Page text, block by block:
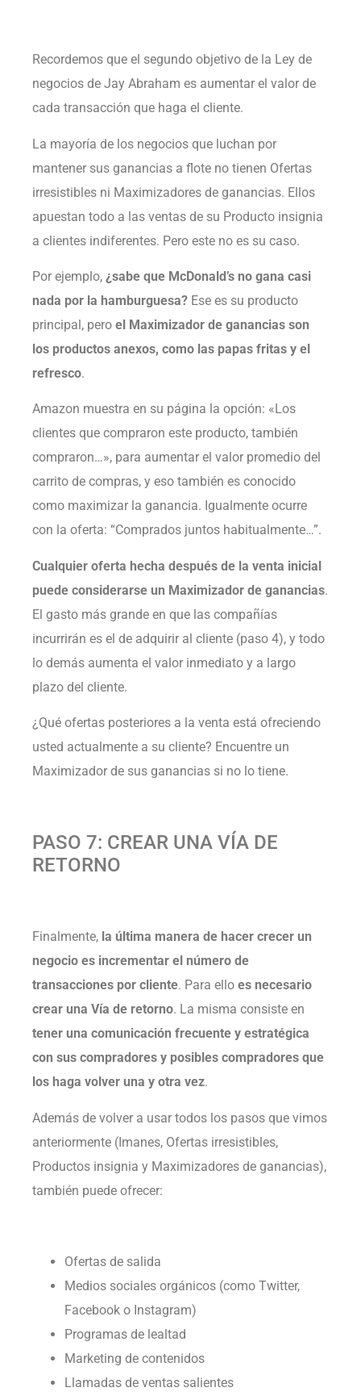
Recordemos que el segundo objetivo de la Ley de
negocios de Jay Abraham es aumentar el valor de
cada transacción que haga el cliente.
La mayoría de los negocios que luchan por
mantener sus ganancias a flote no tienen Ofertas
irresistibles ni Maximizadores de ganancias. Ellos
apuestan todo a las ventas de su Producto insignia
a clientes indiferentes. Pero este no es su caso.
Por ejemplo, ¿sabe que McDonald’s no gana casi
nada por la hamburguesa? Ese es su producto
principal, pero el Maximizador de ganancias son
los productos anexos, como las papas fritas y el
refresco.
Amazon muestra en su página la opción: «Los
clientes que compraron este producto, también
compraron…», para aumentar el valor promedio del
carrito de compras, y eso también es conocido
como maximizar la ganancia. Igualmente ocurre
con la oferta: “Comprados juntos habitualmente…”.
Cualquier oferta hecha después de la venta inicial
puede considerarse un Maximizador de ganancias.
El gasto más grande en que las compañías
incurrirán es el de adquirir al cliente (paso 4), y todo
lo demás aumenta el valor inmediato y a largo
plazo del cliente.
¿Qué ofertas posteriores a la venta está ofreciendo
usted actualmente a su cliente? Encuentre un
Maximizador de sus ganancias si no lo tiene.
PASO 7: CREAR UNA VÍA DE
RETORNO
Finalmente, la última manera de hacer crecer un
negocio es incrementar el número de
transacciones por cliente. Para ello es necesario
crear una Vía de retorno. La misma consiste en
tener una comunicación frecuente y estratégica
con sus compradores y posibles compradores que
los haga volver una y otra vez.
Además de volver a usar todos los pasos que vimos
anteriormente (Imanes, Ofertas irresistibles,
Productos insignia y Maximizadores de ganancias),
también puede ofrecer:
Ofertas de salida
Medios sociales orgánicos (como Twitter,
Facebook o Instagram)
Programas de lealtad
Marketing de contenidos
Llamadas de ventas salientes